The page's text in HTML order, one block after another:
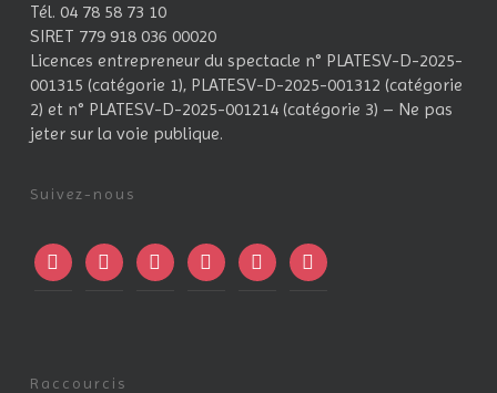
Tél. 04 78 58 73 10
SIRET 779 918 036 00020
Licences entrepreneur du spectacle n° PLATESV-D-2025-
001315 (catégorie 1), PLATESV-D-2025-001312 (catégorie
2) et n° PLATESV-D-2025-001214 (catégorie 3) – Ne pas
jeter sur la voie publique.
Suivez-nous
facebookinstagram
twitter linkedinmail viber
Raccourcis